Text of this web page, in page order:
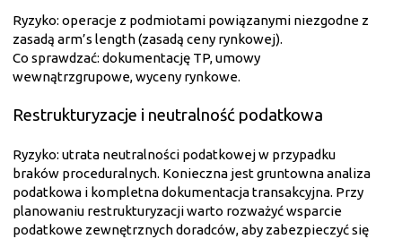
Ryzyko: operacje z podmiotami powiązanymi niezgodne z
zasadą arm’s length (zasadą ceny rynkowej).
Co sprawdzać: dokumentację TP, umowy
wewnątrzgrupowe, wyceny rynkowe.
Restrukturyzacje i neutralność podatkowa
Ryzyko: utrata neutralności podatkowej w przypadku
braków proceduralnych. Konieczna jest gruntowna analiza
podatkowa i kompletna dokumentacja transakcyjna. Przy
planowaniu restrukturyzacji warto rozważyć wsparcie
podatkowe zewnętrznych doradców, aby zabezpieczyć się